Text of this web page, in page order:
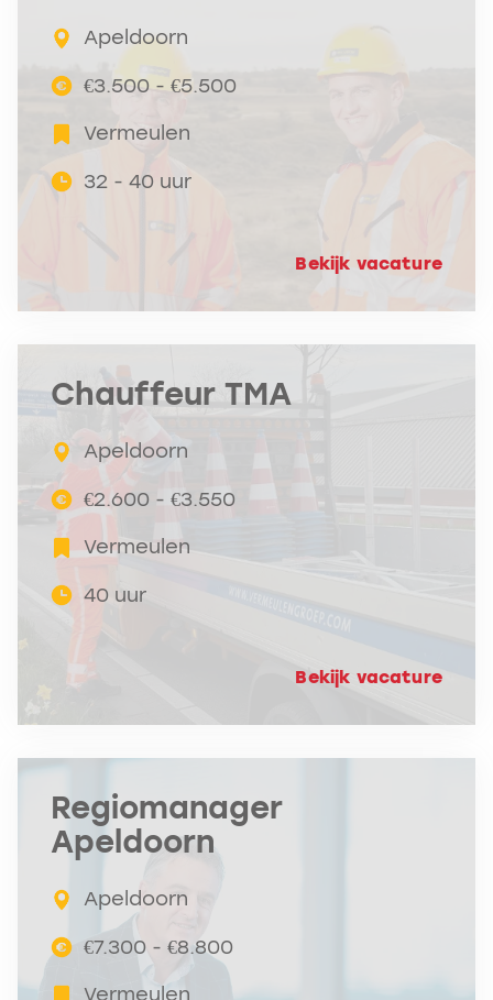
Apeldoorn
€3.500 - €5.500
Vermeulen
32 - 40 uur
Bekijk vacature
Chauffeur TMA
Apeldoorn
€2.600 - €3.550
Vermeulen
40 uur
Bekijk vacature
Regiomanager
Apeldoorn
Apeldoorn
€7.300 - €8.800
Vermeulen